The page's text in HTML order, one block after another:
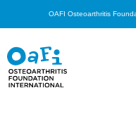
OAFI Osteoarthritis